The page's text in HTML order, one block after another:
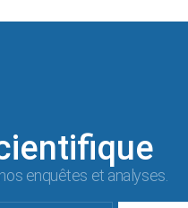
enquêtes et analyses.